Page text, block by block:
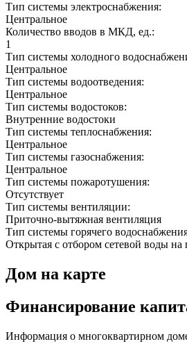
Тип системы электроснабжения:
Центральное
Количество вводов в МКД, ед.:
1
Тип системы холодного
Центральное
Тип системы водоотведения:
Центральное
Тип системы водостоков:
Внутренние водостоки
Тип системы теплоснабжения:
Центральное
Тип системы газоснабжения:
Центральное
Тип системы пожаротушения:
Отсутствует
Тип системы вентиляции:
Приточно-вытяжная вентиляция
Тип системы горячего
Открытая с отбором сетевой воды на
Дом на карте
Финансирование
Информация о многоквартирном